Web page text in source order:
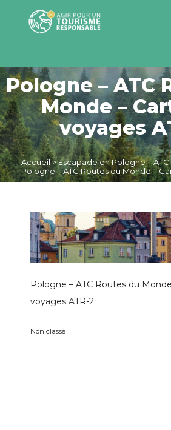
Pologne – ATC
Monde –
voyages
Accueil >Escapade en Pologne –
Pologne – ATC Routes du Monde –
Pologne – ATC Routes du
voyages ATR-2
Non classé